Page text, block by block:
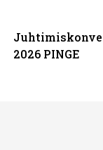
2026 PINGE